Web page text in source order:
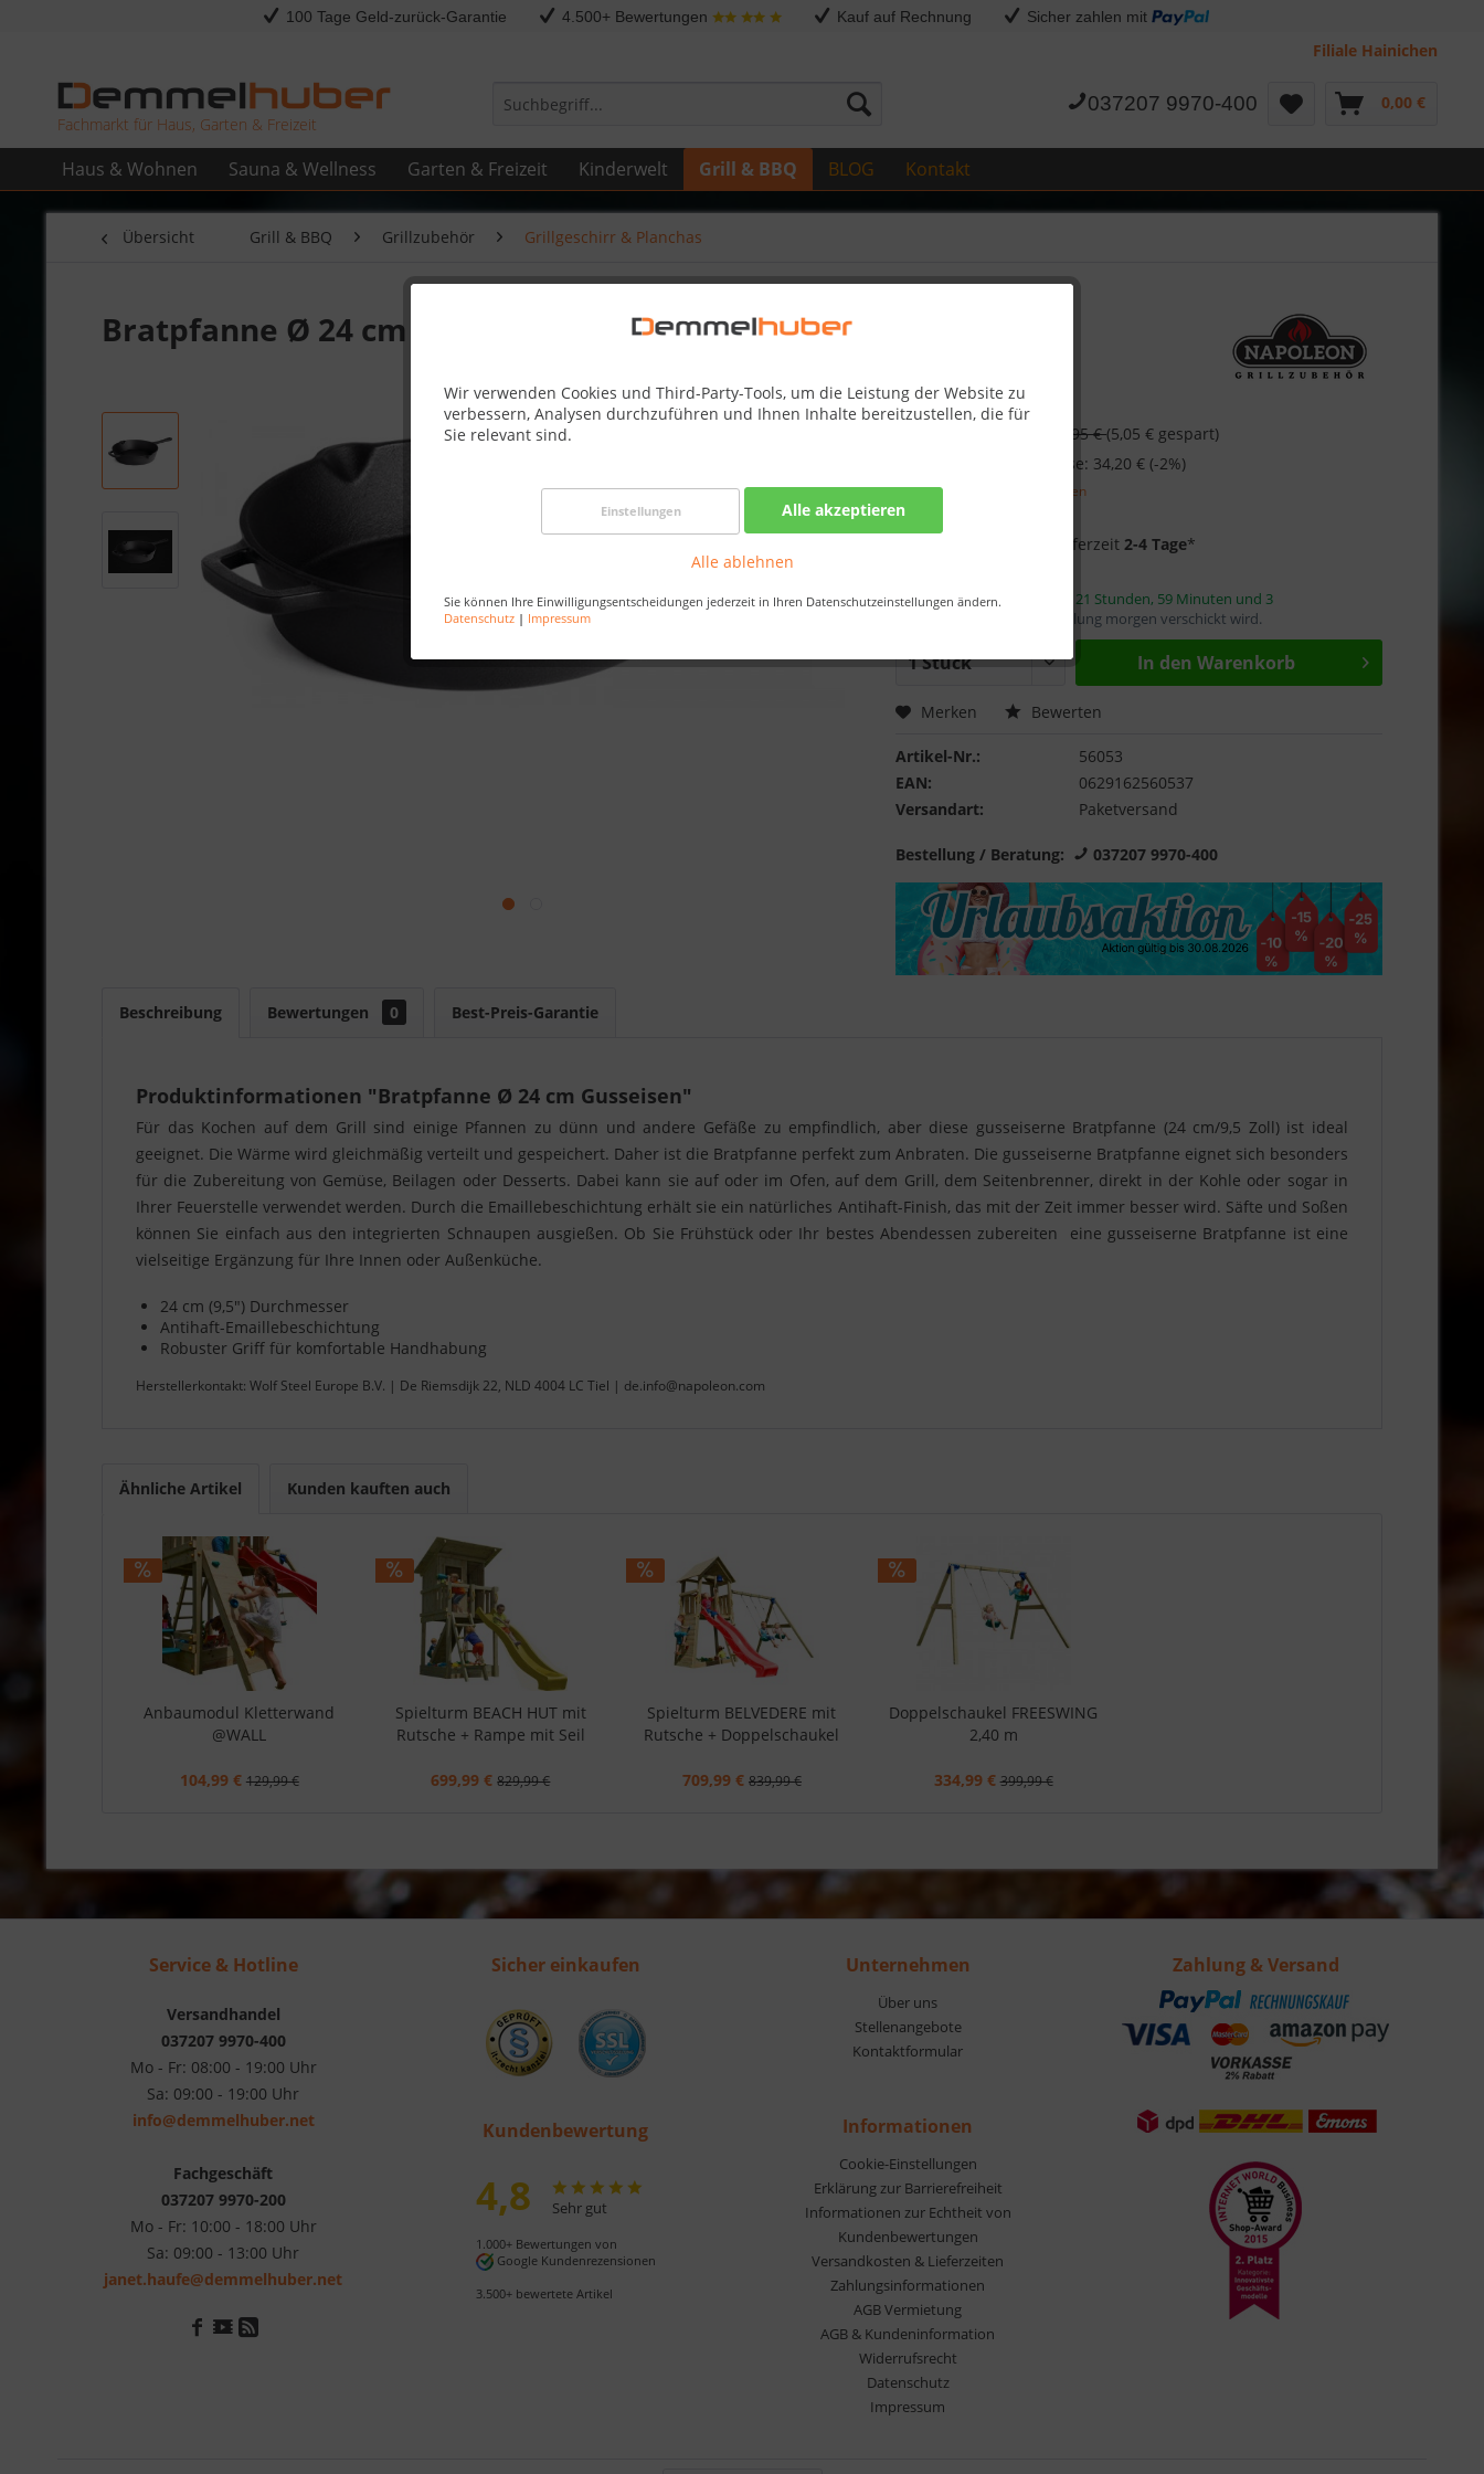
100 Tage Geld-zurück-Garantie 4.500+ Bewertungen Kauf auf Rechnung Sicher zahlen mit
Filiale Hainichen
Fachmarkt für Haus, Garten & Freizeit
037207 9970-400 0,00 €
Haus & Wohnen Sauna & Wellness Garten & Freizeit Kinderwelt Grill & BBQ BLOG Kontakt
Wir verwenden Cookies und Third-Party-Tools, um die Leistung der Website zu
verbessern, Analysen durchzuführen und Ihnen Inhalte bereitzustellen, die für
Sie relevant sind.
Einstellungen Alle akzeptieren
Alle ablehnen
Sie können Ihre Einwilligungsentscheidungen jederzeit in Ihren Datenschutzeinstellungen ändern.
Datenschutz | Impressum
Übersicht Grill & BBQ Grillzubehör Grillgeschirr & Planchas
Bratpfanne Ø 24 cm Gusseisen
34,90 € 39,95 €(5,05 € gespart)
Skonto-Preis bei Vorkasse: 34,20 € (-2%)
inkl. MwSt.
zzgl. Versandkosten
- Lieferzeit2-4 Tage*
Bestellen Sie innerhalb von 21 Stunden, 59 Minuten und 3
, damit die Bestellung morgen verschickt wird.
In den Warenkorb
Merken Bewerten
Artikel-Nr.:
56053
EAN:
0629162560537
Versandart:
Paketversand
Bestellung / Beratung: 037207 9970-400
Beschreibung Bewertungen 0 Best-Preis-Garantie
Produktinformationen "Bratpfanne Ø 24 cm Gusseisen"
Für das Kochen auf dem Grill sind einige Pfannen zu dünn und andere Gefäße zu empfindlich, aber diese gusseiserne Bratpfanne (24 cm/9,5 Zoll) ist ideal
geeignet. Die Wärme wird gleichmäßig verteilt und gespeichert. Daher ist die Bratpfanne perfekt zum Anbraten. Die gusseiserne Bratpfanne eignet sich besonders
für die Zubereitung von Gemüse, Beilagen oder Desserts. Dabei kann sie auf oder im Ofen, auf dem Grill, dem Seitenbrenner, direkt in der Kohle oder sogar in
Ihrer Feuerstelle verwendet werden. Durch die Emaillebeschichtung erhält sie ein natürliches Antihaft-Finish, das mit der Zeit immer besser wird. Säfte und Soßen
können Sie einfach aus den integrierten Schnaupen ausgießen. Ob Sie Frühstück oder Ihr bestes Abendessen zubereiten  eine gusseiserne Bratpfanne ist eine
vielseitige Ergänzung für Ihre Innen oder Außenküche.
24 cm (9,5") Durchmesser
Antihaft-Emaillebeschichtung
Robuster Griff für komfortable Handhabung
Herstellerkontakt: Wolf Steel Europe B.V. | De Riemsdijk 22, NLD 4004 LC Tiel | de.info@napoleon.com
Ähnliche Artikel Kunden kauften auch
Anbaumodul Kletterwand
@WALL
104,99 € 129,99 €
Spielturm BEACH HUT mit
Rutsche + Rampe mit Seil
699,99 € 829,99 €
Spielturm BELVEDERE mit
Rutsche + Doppelschaukel
709,99 € 839,99 €
Doppelschaukel FREESWING
2,40 m
334,99 € 399,99 €
Service & Hotline
Versandhandel
037207 9970-400
Mo - Fr: 08:00 - 19:00 Uhr
Sa: 09:00 - 19:00 Uhr
info@demmelhuber.net
Fachgeschäft
037207 9970-200
Mo - Fr: 10:00 - 18:00 Uhr
Sa: 09:00 - 13:00 Uhr
janet.haufe@demmelhuber.net
Sicher einkaufen
Kundenbewertung
4,8 Sehr gut
1.000+ Bewertungen von
Google Kundenrezensionen
3.500+ bewertete Artikel
Unternehmen
Über uns
Stellenangebote
Kontaktformular
Informationen
Cookie-Einstellungen
Erklärung zur Barrierefreiheit
Informationen zur Echtheit von
Kundenbewertungen
Versandkosten & Lieferzeiten
Zahlungsinformationen
AGB Vermietung
AGB & Kundeninformation
Widerrufsrecht
Datenschutz
Impressum
Zahlung & Versand